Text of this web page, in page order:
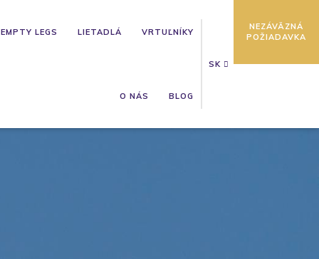
EMPTY LEGS LIETADLÁ VRTUĽNÍKY
O NÁS BLOG
NEZÁVÄZNÁ
POŽIADAVKA
SK